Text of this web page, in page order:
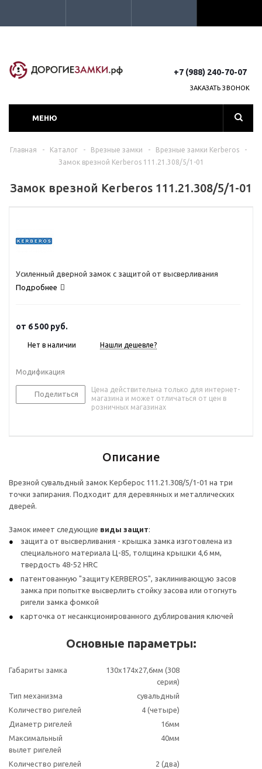
+7 (988) 240-70-07
ЗАКАЗАТЬ ЗВОНОК
МЕНЮ
Главная - Каталог - Врезные замки - Врезные замки Kerberos
-
Замок врезной Kerberos 111.21.308/5/1-01
Замок врезной Kerberos 111.21.308/5/1-01
Усиленный дверной замок с защитой от высверливания
Подробнее
от 6 500 руб.
Нет в наличии Нашли дешевле?
Модификация
Поделиться
Цена действительна только для интернет-
магазина и может отличаться от цен в
розничных магазинах
Описание
Врезной сувальдный замок Керберос 111.21.308/5/1-01 на три
точки запирания. Подходит для деревянных и металлических
дверей.
Замок имеет следующие виды защит:
защита от высверливания - крышка замка изготовлена из
специального материала Ц-85, толщина крышки 4,6 мм,
твердость 48-52 HRC
патентованную "защиту KERBEROS", заклинивающую засов
замка при попытке высверлить стойку засова или отогнуть
ригели замка фомкой
карточка от несанкционированного дублирования ключей
Основные параметры:
Габариты замка
130х174х27,6мм (308
серия)
Тип механизма
сувальдный
Количество ригелей
4 (четыре)
Диаметр ригелей
16мм
Максимальный
вылет ригелей
40мм
Количество ригелей
2 (два)